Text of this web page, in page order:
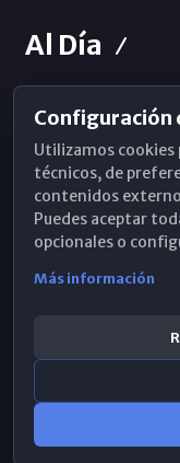
Al Día
Horarios de Misa
Hemeroteca
WhatsApp
Configuración
Utilizamos cookies
técnicos, de
contenidos
Puedes aceptar
opcionales o
Más información